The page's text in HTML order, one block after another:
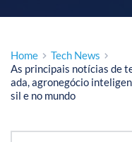
Home
Tech News
As principais notícias de
ada, agronegócio
sil e no mundo